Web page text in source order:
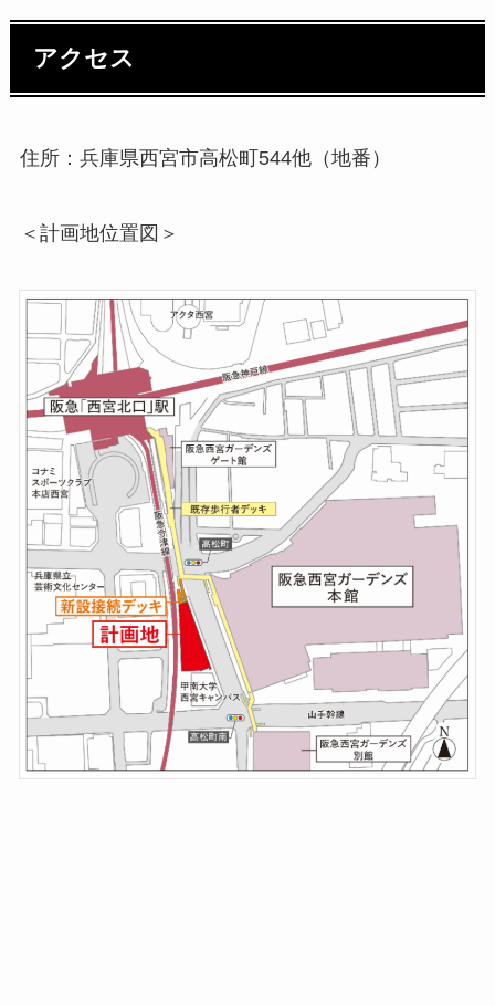
アクセス
住所：兵庫県西宮市高松町544他（地番）
＜計画地位置図＞